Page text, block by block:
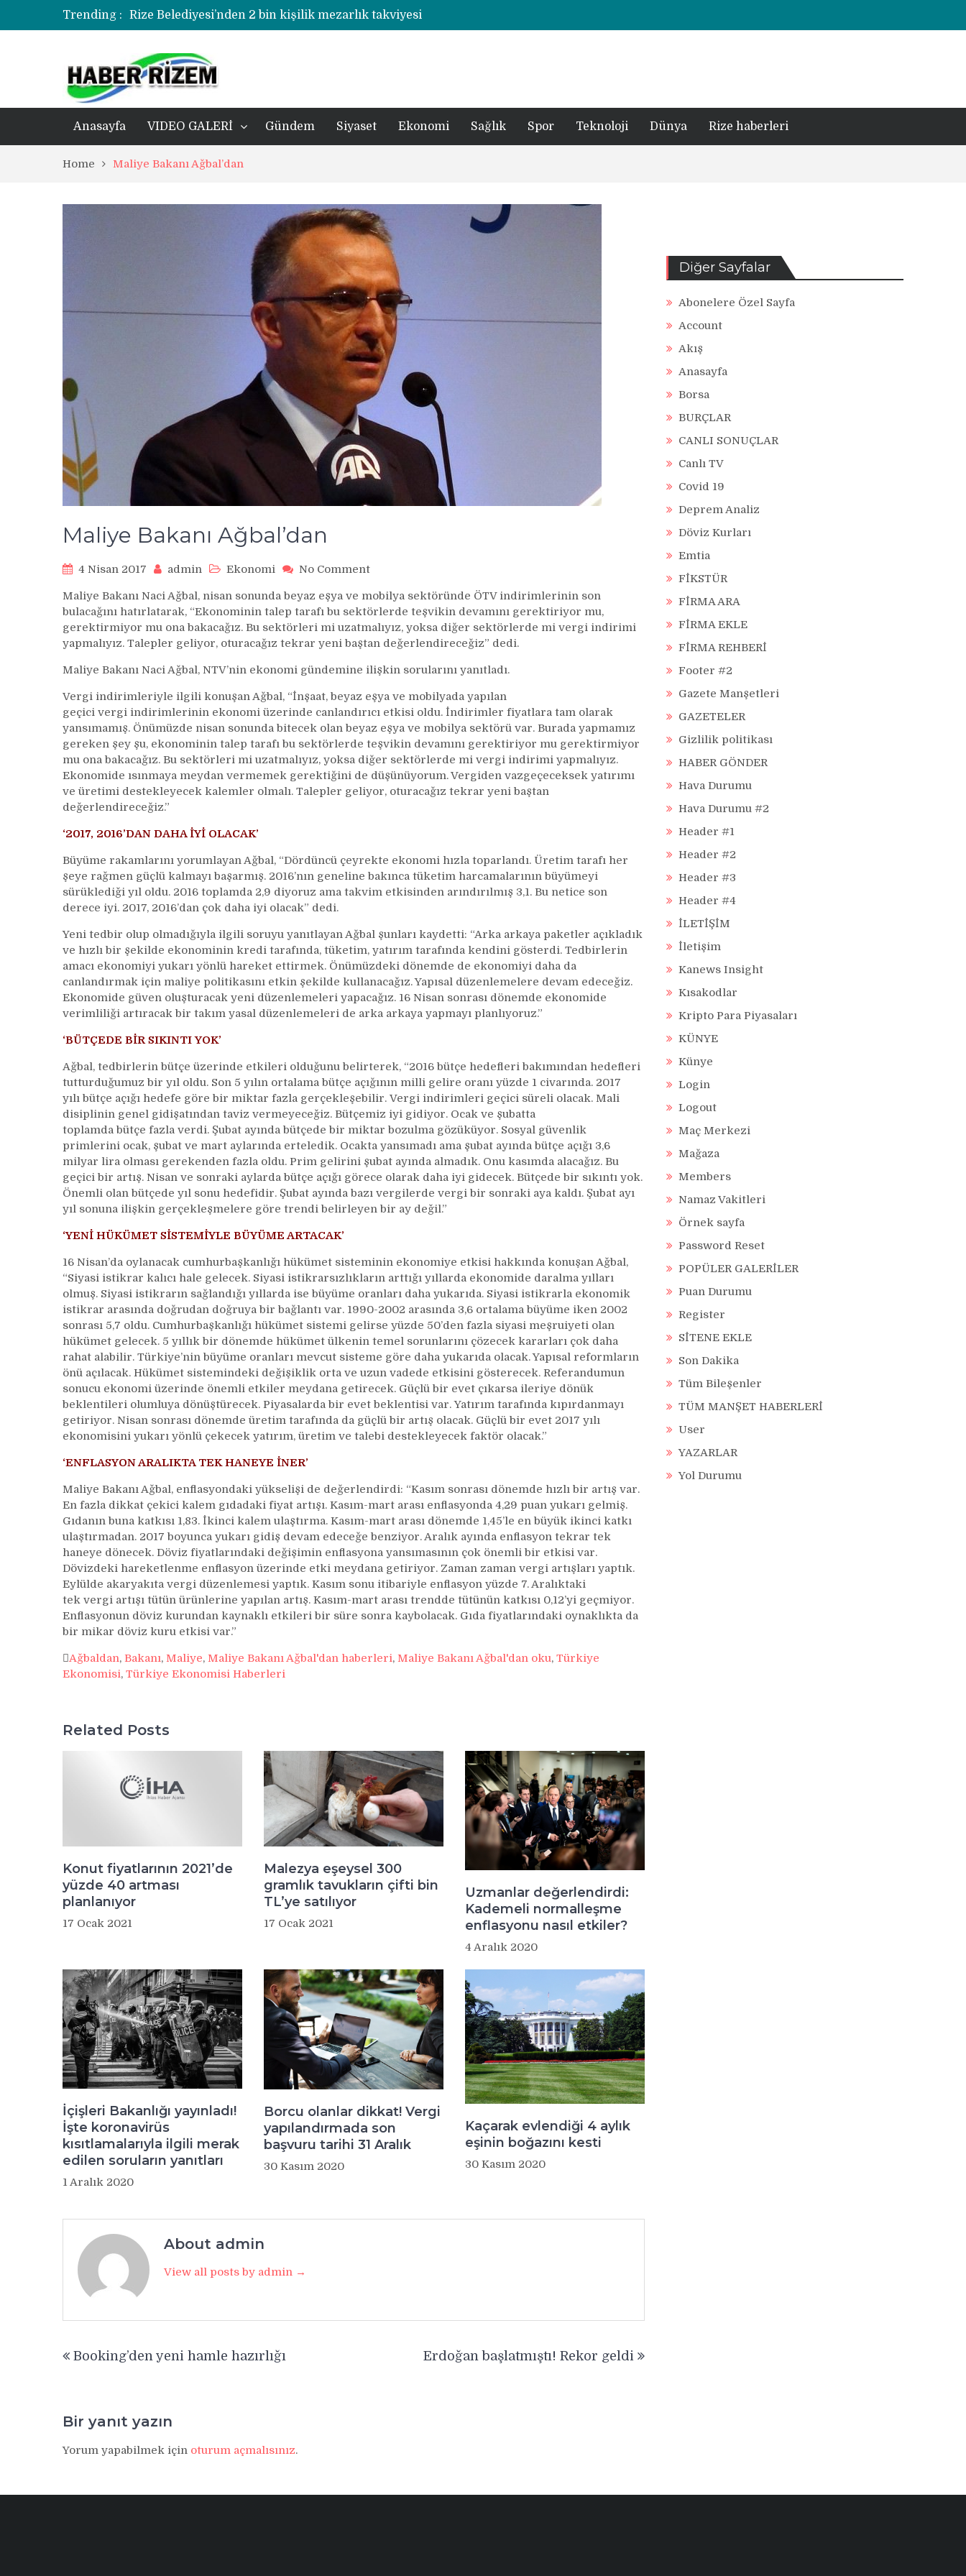
Trending :
Rize Belediyesi’nden 2 bin kişilik mezarlık takviyesi
Rize’de otizmli öğrencilerin eğitim gördüğü ahşap hobi atölyesine çarpan araç hasara neden oldu
Üzerine kale direği düşen minik futbolcu yiğit böyle uğurlandı
Rize’de uyuşturucu operasyonunda 1 şüpheli tutuklandı
Anasayfa VIDEO GALERİ Gündem Siyaset Ekonomi Sağlık Spor Teknoloji Dünya Rize haberleri
Home Maliye Bakanı Ağbal’dan
Maliye Bakanı Ağbal’dan
4 Nisan 2017 admin Ekonomi No Commenton
Bakanı
Ağbal’dan
Maliye Bakanı Naci Ağbal, nisan sonunda beyaz eşya ve mobilya sektöründe ÖTV indirimlerinin son
bulacağını hatırlatarak, “Ekonominin talep tarafı bu sektörlerde teşvikin devamını gerektiriyor mu,
gerektirmiyor mu ona bakacağız. Bu sektörleri mi uzatmalıyız, yoksa diğer sektörlerde mi vergi indirimi
yapmalıyız. Talepler geliyor, oturacağız tekrar yeni baştan değerlendireceğiz” dedi.
Maliye Bakanı Naci Ağbal, NTV’nin ekonomi gündemine ilişkin sorularını yanıtladı.
Vergi indirimleriyle ilgili konuşan Ağbal, “İnşaat, beyaz eşya ve mobilyada yapılan
geçici vergi indirimlerinin ekonomi üzerinde canlandırıcı etkisi oldu. İndirimler fiyatlara tam olarak
yansımamış. Önümüzde nisan sonunda bitecek olan beyaz eşya ve mobilya sektörü var. Burada yapmamız
gereken şey şu, ekonominin talep tarafı bu sektörlerde teşvikin devamını gerektiriyor mu gerektirmiyor
mu ona bakacağız. Bu sektörleri mi uzatmalıyız, yoksa diğer sektörlerde mi vergi indirimi yapmalıyız.
Ekonomide ısınmaya meydan vermemek gerektiğini de düşünüyorum. Vergiden vazgeçeceksek yatırımı
ve üretimi destekleyecek kalemler olmalı. Talepler geliyor, oturacağız tekrar yeni baştan
değerlendireceğiz.”
‘2017, 2016’DAN DAHA İYİ OLACAK’
Büyüme rakamlarını yorumlayan Ağbal, “Dördüncü çeyrekte ekonomi hızla toparlandı. Üretim tarafı her
şeye rağmen güçlü kalmayı başarmış. 2016’nın geneline bakınca tüketim harcamalarının büyümeyi
sürüklediği yıl oldu. 2016 toplamda 2,9 diyoruz ama takvim etkisinden arındırılmış 3,1. Bu netice son
derece iyi. 2017, 2016’dan çok daha iyi olacak” dedi.
Yeni tedbir olup olmadığıyla ilgili soruyu yanıtlayan Ağbal şunları kaydetti: “Arka arkaya paketler açıkladık
ve hızlı bir şekilde ekonominin kredi tarafında, tüketim, yatırım tarafında kendini gösterdi. Tedbirlerin
amacı ekonomiyi yukarı yönlü hareket ettirmek. Önümüzdeki dönemde de ekonomiyi daha da
canlandırmak için maliye politikasını etkin şekilde kullanacağız. Yapısal düzenlemelere devam edeceğiz.
Ekonomide güven oluşturacak yeni düzenlemeleri yapacağız. 16 Nisan sonrası dönemde ekonomide
verimliliği artıracak bir takım yasal düzenlemeleri de arka arkaya yapmayı planlıyoruz.”
‘BÜTÇEDE BİR SIKINTI YOK’
Ağbal, tedbirlerin bütçe üzerinde etkileri olduğunu belirterek, “2016 bütçe hedefleri bakımından hedefleri
tutturduğumuz bir yıl oldu. Son 5 yılın ortalama bütçe açığının milli gelire oranı yüzde 1 civarında. 2017
yılı bütçe açığı hedefe göre bir miktar fazla gerçekleşebilir. Vergi indirimleri geçici süreli olacak. Mali
disiplinin genel gidişatından taviz vermeyeceğiz. Bütçemiz iyi gidiyor. Ocak ve şubatta
toplamda bütçe fazla verdi. Şubat ayında bütçede bir miktar bozulma gözüküyor. Sosyal güvenlik
primlerini ocak, şubat ve mart aylarında erteledik. Ocakta yansımadı ama şubat ayında bütçe açığı 3,6
milyar lira olması gerekenden fazla oldu. Prim gelirini şubat ayında almadık. Onu kasımda alacağız. Bu
geçici bir artış. Nisan ve sonraki aylarda bütçe açığı görece olarak daha iyi gidecek. Bütçede bir sıkıntı yok.
Önemli olan bütçede yıl sonu hedefidir. Şubat ayında bazı vergilerde vergi bir sonraki aya kaldı. Şubat ayı
yıl sonuna ilişkin gerçekleşmelere göre trendi belirleyen bir ay değil.”
‘YENİ HÜKÜMET SİSTEMİYLE BÜYÜME ARTACAK’
16 Nisan’da oylanacak cumhurbaşkanlığı hükümet sisteminin ekonomiye etkisi hakkında konuşan Ağbal,
“Siyasi istikrar kalıcı hale gelecek. Siyasi istikrarsızlıkların arttığı yıllarda ekonomide daralma yılları
olmuş. Siyasi istikrarın sağlandığı yıllarda ise büyüme oranları daha yukarıda. Siyasi istikrarla ekonomik
istikrar arasında doğrudan doğruya bir bağlantı var. 1990-2002 arasında 3,6 ortalama büyüme iken 2002
sonrası 5,7 oldu. Cumhurbaşkanlığı hükümet sistemi gelirse yüzde 50’den fazla siyasi meşruiyeti olan
hükümet gelecek. 5 yıllık bir dönemde hükümet ülkenin temel sorunlarını çözecek kararları çok daha
rahat alabilir. Türkiye’nin büyüme oranları mevcut sisteme göre daha yukarıda olacak. Yapısal reformların
önü açılacak. Hükümet sistemindeki değişiklik orta ve uzun vadede etkisini gösterecek. Referandumun
sonucu ekonomi üzerinde önemli etkiler meydana getirecek. Güçlü bir evet çıkarsa ileriye dönük
beklentileri olumluya dönüştürecek. Piyasalarda bir evet beklentisi var. Yatırım tarafında kıpırdanmayı
getiriyor. Nisan sonrası dönemde üretim tarafında da güçlü bir artış olacak. Güçlü bir evet 2017 yılı
ekonomisini yukarı yönlü çekecek yatırım, üretim ve talebi destekleyecek faktör olacak.”
‘ENFLASYON ARALIKTA TEK HANEYE İNER’
Maliye Bakanı Ağbal, enflasyondaki yükselişi de değerlendirdi: “Kasım sonrası dönemde hızlı bir artış var.
En fazla dikkat çekici kalem gıdadaki fiyat artışı. Kasım-mart arası enflasyonda 4,29 puan yukarı gelmiş.
Gıdanın buna katkısı 1,83. İkinci kalem ulaştırma. Kasım-mart arası dönemde 1,45’le en büyük ikinci katkı
ulaştırmadan. 2017 boyunca yukarı gidiş devam edeceğe benziyor. Aralık ayında enflasyon tekrar tek
haneye dönecek. Döviz fiyatlarındaki değişimin enflasyona yansımasının çok önemli bir etkisi var.
Dövizdeki hareketlenme enflasyon üzerinde etki meydana getiriyor. Zaman zaman vergi artışları yaptık.
Eylülde akaryakıta vergi düzenlemesi yaptık. Kasım sonu itibariyle enflasyon yüzde 7. Aralıktaki
tek vergi artışı tütün ürünlerine yapılan artış. Kasım-mart arası trendde tütünün katkısı 0,12’yi geçmiyor.
Enflasyonun döviz kurundan kaynaklı etkileri bir süre sonra kaybolacak. Gıda fiyatlarındaki oynaklıkta da
bir mikar döviz kuru etkisi var.”
Ağbaldan, Bakanı, Maliye, Maliye Bakanı Ağbal'dan haberleri, Maliye Bakanı Ağbal'dan oku, Türkiye
Ekonomisi, Türkiye Ekonomisi Haberleri
Related Posts
Konut fiyatlarının 2021’de
yüzde 40 artması
planlanıyor
17 Ocak 2021
Malezya eşeysel 300
gramlık tavukların çifti bin
TL’ye satılıyor
17 Ocak 2021
Uzmanlar değerlendirdi:
Kademeli normalleşme
enflasyonu nasıl etkiler?
4 Aralık 2020
İçişleri Bakanlığı yayınladı!
İşte koronavirüs
kısıtlamalarıyla ilgili merak
edilen soruların yanıtları
1 Aralık 2020
Borcu olanlar dikkat! Vergi
yapılandırmada son
başvuru tarihi 31 Aralık
30 Kasım 2020
Kaçarak evlendiği 4 aylık
eşinin boğazını kesti
30 Kasım 2020
About admin
View all posts by admin →
gezinmesi
Booking’den yeni hamle hazırlığı Erdoğan başlatmıştı! Rekor geldi
Bir yanıt yazın
Yorum yapabilmek için oturum açmalısınız.
Diğer Sayfalar
Abonelere Özel Sayfa
Account
Akış
Anasayfa
Borsa
BURÇLAR
CANLI SONUÇLAR
Canlı TV
Covid 19
Deprem Analiz
Döviz Kurları
Emtia
FİKSTÜR
FİRMA ARA
FİRMA EKLE
FİRMA REHBERİ
Footer #2
Gazete Manşetleri
GAZETELER
Gizlilik politikası
HABER GÖNDER
Hava Durumu
Hava Durumu #2
Header #1
Header #2
Header #3
Header #4
İLETİŞİM
İletişim
Kanews Insight
Kısakodlar
Kripto Para Piyasaları
KÜNYE
Künye
Login
Logout
Maç Merkezi
Mağaza
Members
Namaz Vakitleri
Örnek sayfa
Password Reset
POPÜLER GALERİLER
Puan Durumu
Register
SİTENE EKLE
Son Dakika
Tüm Bileşenler
TÜM MANŞET HABERLERİ
User
YAZARLAR
Yol Durumu